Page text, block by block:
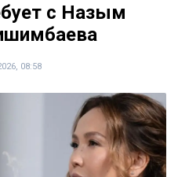
с Назым
08:58